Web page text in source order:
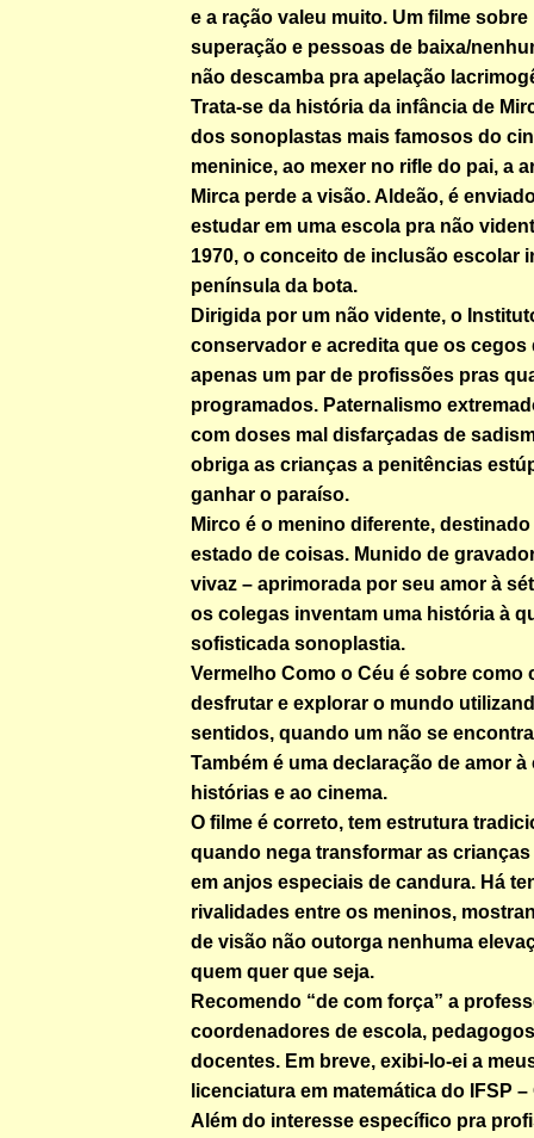
e a ração valeu muito. Um filme
superação e pessoas de baixa/
não descamba pra apelação
Trata-se da história da infância de
dos sonoplastas mais famosos do
meninice, ao mexer no rifle do pai, a
Mirca perde a visão. Aldeão, é
estudar em uma escola pra não
1970, o conceito de inclusão escolar
península da bota.
Dirigida por um não vidente, o
conservador e acredita que os cegos
apenas um par de profissões pras
programados. Paternalismo
com doses mal disfarçadas de
obriga as crianças a penitências
ganhar o paraíso.
Mirco é o menino diferente,
estado de coisas. Munido de
vivaz – aprimorada por seu amor à
os colegas inventam uma história à
sofisticada sonoplastia.
Vermelho Como o Céu é sobre como
desfrutar e explorar o mundo
sentidos, quando um não se
Também é uma declaração de amor
histórias e ao cinema.
O filme é correto, tem estrutura
quando nega transformar as
em anjos especiais de candura. Há
rivalidades entre os meninos,
de visão não outorga nenhuma
quem quer que seja.
Recomendo “de com força” a
coordenadores de escola,
docentes. Em breve, exibi-lo-ei a
licenciatura em matemática do IFSP
Além do interesse específico pra